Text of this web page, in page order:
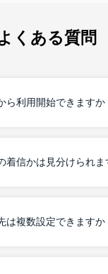
くある質問
ら利用開始できますか
着信かは見分けられま
は複数設定できますか